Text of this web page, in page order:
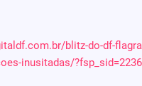
blitz-do-df-
inusitadas/